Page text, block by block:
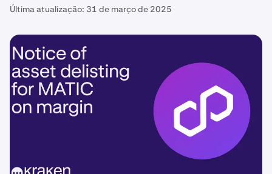
Última atualização: 31 de março de 2025